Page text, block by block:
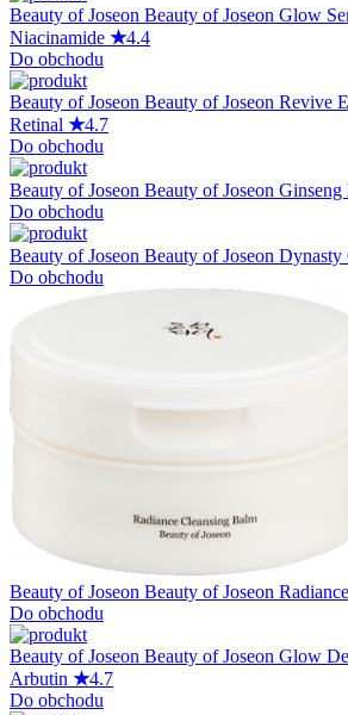
Beauty of Joseon Beauty of Joseon Glow
Niacinamide ★4.4
Do obchodu
Beauty of Joseon Beauty of Joseon Revive
Retinal ★4.7
Do obchodu
Beauty of Joseon Beauty of Joseon Ginseng
Do obchodu
Beauty of Joseon Beauty of Joseon Dynasty
Do obchodu
Beauty of Joseon Beauty of Joseon
Do obchodu
Beauty of Joseon Beauty of Joseon Glow
Arbutin ★4.7
Do obchodu